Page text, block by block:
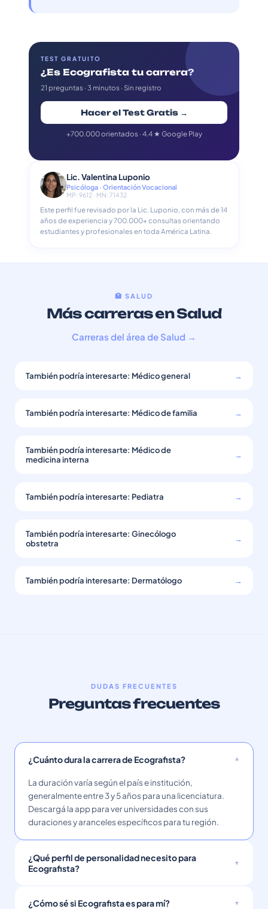
TEST GRATUITO
¿Es Ecografista tu carrera?
21 preguntas · 3 minutos · Sin registro
Hacer el Test Gratis →
+700.000 orientados · 4.4 ★ Google Play
Lic. Valentina Luponio
Psicóloga · Orientación Vocacional
MP: 9612 · MN: 71432
Este perfil fue revisado por la Lic. Luponio, con más de 14
años de experiencia y 700.000+ consultas orientando
estudiantes y profesionales en toda América Latina.
🏥 SALUD
Más carreras en Salud
Carreras del área de Salud →
También podría interesarte: Médico general →
También podría interesarte: Médico de familia →
También podría interesarte: Médico de
medicina interna
→
También podría interesarte: Pediatra →
También podría interesarte: Ginecólogo
obstetra
→
También podría interesarte: Dermatólogo →
DUDAS FRECUENTES
Preguntas frecuentes
¿Cuánto dura la carrera de Ecografista?
La duración varía según el país e institución,
generalmente entre 3 y 5 años para una licenciatura.
Descargá la app para ver universidades con sus
duraciones y aranceles específicos para tu región.
¿Qué perfil de personalidad necesito para
Ecografista?
¿Cómo sé si Ecografista es para mí?